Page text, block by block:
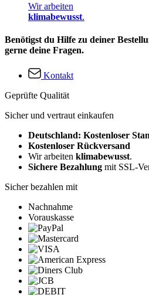
Wir arbeiten
klimabewusst.
Benötigst du Hilfe zu deiner
gerne deine Fragen.
Kontakt
Geprüfte Qualität
Sicher und vertraut einkaufen
Deutschland: Kostenloser
Kostenloser Rückversand
Wir arbeiten klimabewusst.
Sichere Bezahlung mit SSL-
Sicher bezahlen mit
Nachnahme
Vorauskasse